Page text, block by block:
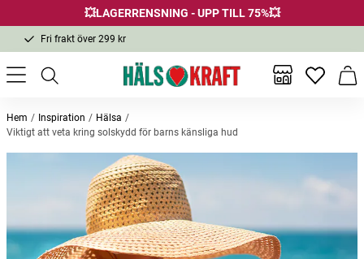
💥LAGERRENSNING - UPP TILL 75%💥
Fri frakt över 299 kr
1-3 dagars leverans
Samma pris i butik & online
Fri frakt över 299 kr
Inga
Hem Inspiration
Hälsa
Viktigt att veta kring solskydd för barns känsliga hud